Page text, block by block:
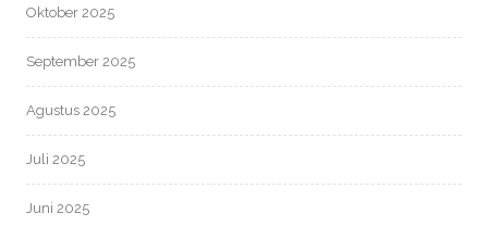
Oktober 2025
September 2025
Agustus 2025
Juli 2025
Juni 2025